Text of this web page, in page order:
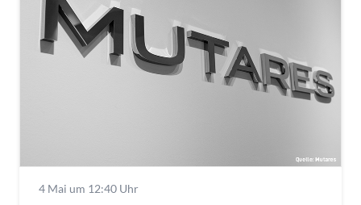
4 Mai um 12:40 Uhr